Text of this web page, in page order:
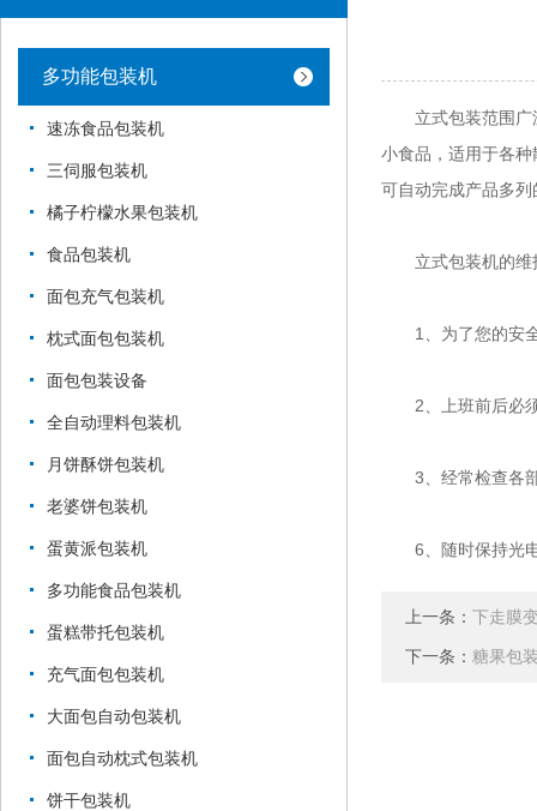
多功能包装机
速冻食品包装机
三伺服包装机
橘子柠檬水果包装机
食品包装机
面包充气包装机
枕式面包包装机
面包包装设备
全自动理料包装机
月饼酥饼包装机
老婆饼包装机
蛋黄派包装机
多功能食品包装机
蛋糕带托包装机
充气面包包装机
大面包自动包装机
面包自动枕式包装机
饼干包装机
立式包装范围广泛
小食品，适用于各
可自动完成产品多
立式包装机的维
1、为了您的安全
2、上班前后必须
3、经常检查各部
6、随时保持光电
上一条： 下走膜
下一条： 糖果包